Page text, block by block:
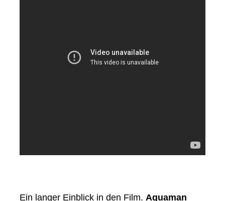
Ein langer Einblick in den Film. Aquaman